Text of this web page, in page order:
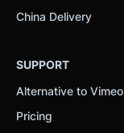
China Delivery
SUPPORT
Alternative to Vimeo
Pricing